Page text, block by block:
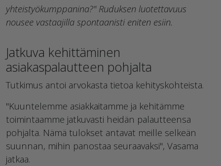
yhteistyökumppanina?" Ruduksen luotettavuus
nousee vastaajilla spontaanisti eniten esiin.
Jatkuva kehittäminen
asiakaspalautteen pohjalta
Tutkimus antoi arvokasta tietoa kehityskohteista.
"Kuuntelemme asiakkaitamme ja kehitämme
toimintaamme jatkuvasti heidän palautteensa
pohjalta. Nämä tulokset antavat meille selkeän
suunnan, mihin panostaa seuraavaksi", Vasama
jatkaa.